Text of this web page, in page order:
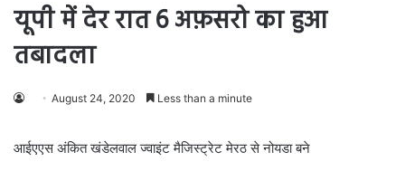
यूपी में देर रात 6 अफ़सरो का हुआ
तबादला
August 24, 2020 Less than a minute
आईएएस अंकित खंडेलवाल ज्वाइंट मैजिस्ट्रेट मेरठ से नोयडा बने